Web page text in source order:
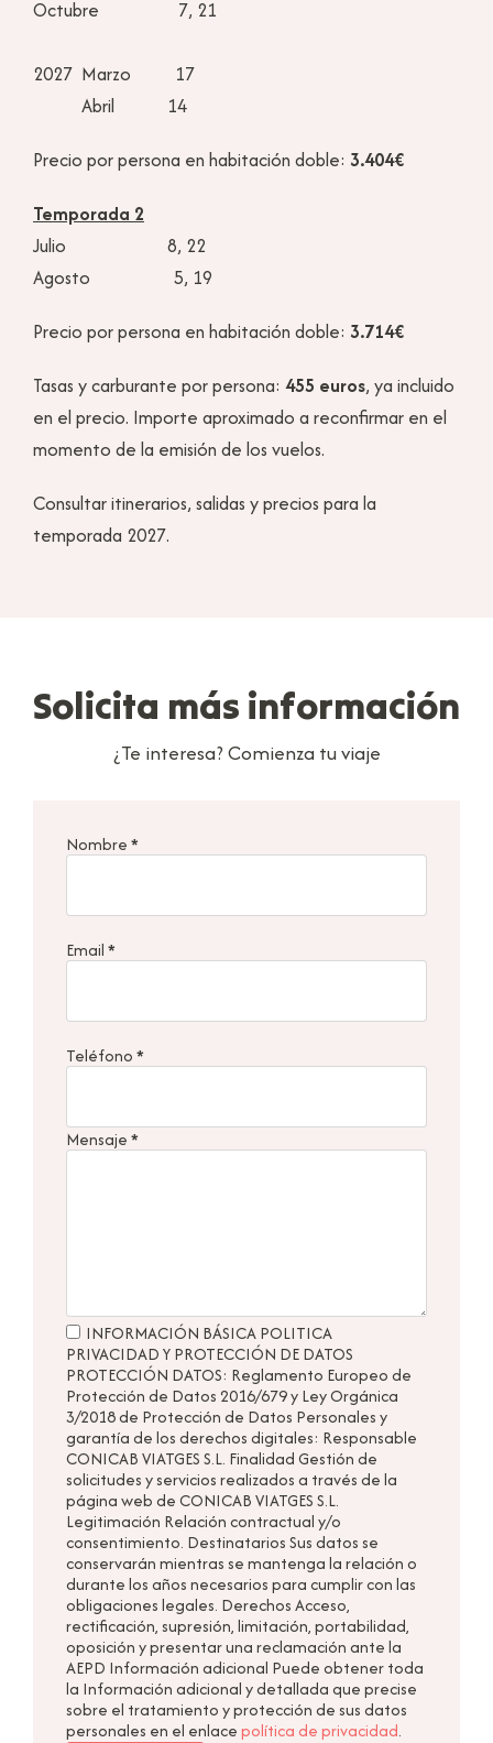
Octubre 7, 21
2027 Marzo 17
Abril 14
Precio por persona en habitación doble: 3.404€
Temporada 2
Julio 8, 22
Agosto 5, 19
Precio por persona en habitación doble: 3.714€
Tasas y carburante por persona: 455 euros, ya incluido
en el precio. Importe aproximado a reconfirmar en el
momento de la emisión de los vuelos.
Consultar itinerarios, salidas y precios para la
temporada 2027.
Solicita más información
¿Te interesa? Comienza tu viaje
Nombre*
Email*
Teléfono*
Mensaje*
INFORMACIÓN BÁSICA POLITICA
PRIVACIDAD Y PROTECCIÓN DE DATOS
PROTECCIÓN DATOS: Reglamento Europeo de
Protección de Datos 2016/679 y Ley Orgánica
3/2018 de Protección de Datos Personales y
garantía de los derechos digitales: Responsable
CONICAB VIATGES S.L. Finalidad Gestión de
solicitudes y servicios realizados a través de la
página web de CONICAB VIATGES S.L.
Legitimación Relación contractual y/o
consentimiento. Destinatarios Sus datos se
conservarán mientras se mantenga la relación o
durante los años necesarios para cumplir con las
obligaciones legales. Derechos Acceso,
rectificación, supresión, limitación, portabilidad,
oposición y presentar una reclamación ante la
AEPD Información adicional Puede obtener toda
la Información adicional y detallada que precise
sobre el tratamiento y protección de sus datos
personales en el enlacepolítica de privacidad.